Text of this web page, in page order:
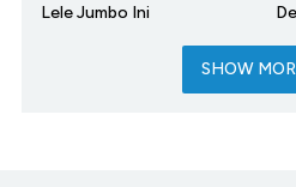
Lele Jumbo Ini
SHOW